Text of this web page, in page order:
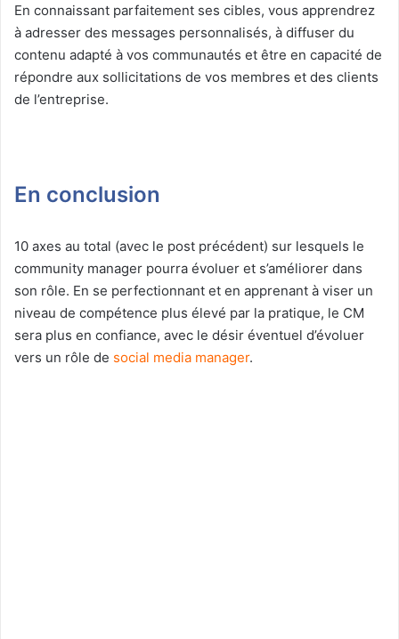
En connaissant parfaitement ses cibles, vous apprendrez
à adresser des messages personnalisés, à diffuser du
contenu adapté à vos communautés et être en capacité de
répondre aux sollicitations de vos membres et des clients
de l’entreprise.
En conclusion
10 axes au total (avec le post précédent) sur lesquels le
community manager pourra évoluer et s’améliorer dans
son rôle. En se perfectionnant et en apprenant à viser un
niveau de compétence plus élevé par la pratique, le CM
sera plus en confiance, avec le désir éventuel d’évoluer
vers un rôle de social media manager.